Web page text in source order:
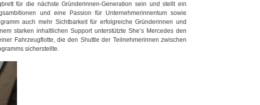
für die nächste Gründerinnen-Generation sein und stellt ein
und eine Passion für Unternehmerinnentum sowie
auch mehr Sichtbarkeit für erfolgreiche Gründerinnen und
starken inhaltlichen Support unterstützte She’s Mercedes den
Fahrzeugflotte, die den Shuttle der Teilnehmerinnen zwischen
sicherstellte.